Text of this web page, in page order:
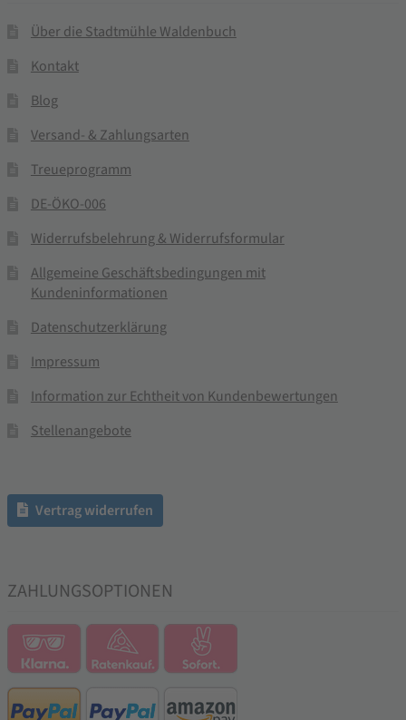
Über die Stadtmühle Waldenbuch
Kontakt
Blog
Versand- & Zahlungsarten
Treueprogramm
DE-ÖKO-006
Widerrufsbelehrung & Widerrufsformular
Allgemeine Geschäftsbedingungen mit
Kundeninformationen
Datenschutzerklärung
Impressum
Information zur Echtheit von Kundenbewertungen
Stellenangebote
Vertrag widerrufen
ZAHLUNGSOPTIONEN